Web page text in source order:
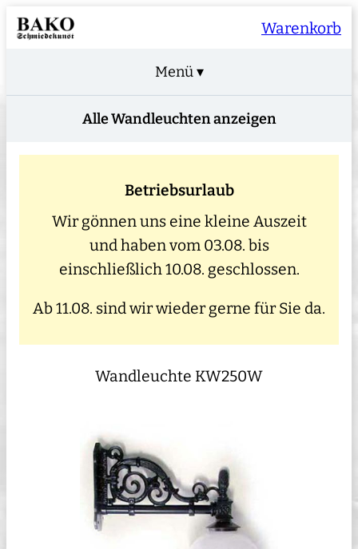
Warenkorb
Menü ▾
Alle Wandleuchten anzeigen
Betriebsurlaub
Wir gönnen uns eine kleine Auszeit
und haben vom 03.08. bis
einschließlich 10.08. geschlossen.
Ab 11.08. sind wir wieder gerne für Sie da.
Wandleuchte KW250W